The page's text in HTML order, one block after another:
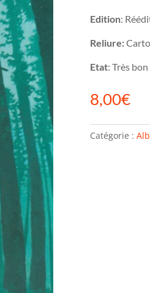
Edition:
Reliure:
Etat: Très
8,00€
Catégorie :